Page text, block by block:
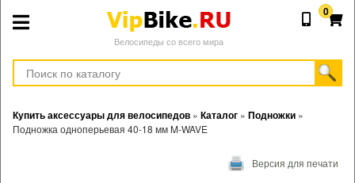
Велосипеды со всего мира
0
Купить аксессуары для велосипедов » Каталог » Подножки »
Подножка одноперьевая 40-18 мм M-WAVE
Версия для печати